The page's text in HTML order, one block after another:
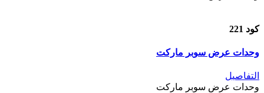
كود 221
وحدات عرض سوبر ماركت
التفاصيل
وحدات عرض سوبر ماركت